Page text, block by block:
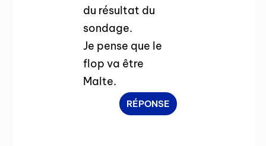
du résultat du
sondage.
Je pense que le
flop va être
Malte.
RÉPONSE